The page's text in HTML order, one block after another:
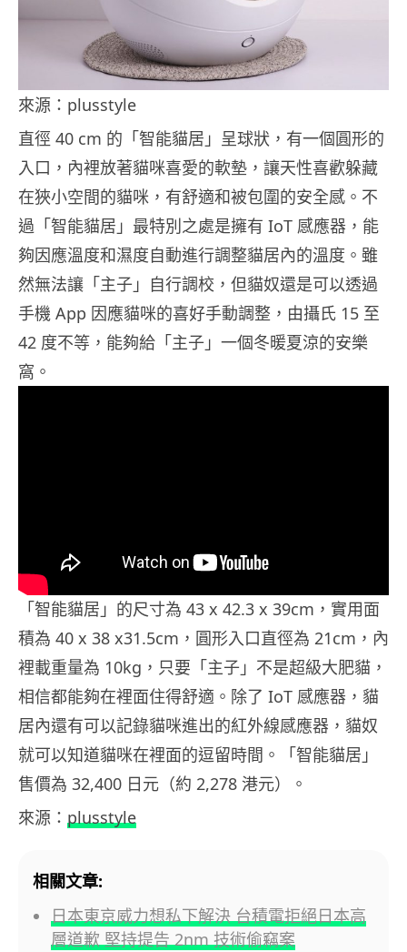
來源：plusstyle
直徑 40 cm 的「智能貓居」呈球狀，有一個圓形的
入口，內裡放著貓咪喜愛的軟墊，讓天性喜歡躲藏
在狹小空間的貓咪，有舒適和被包圍的安全感。不
過「智能貓居」最特別之處是擁有 IoT 感應器，能
夠因應溫度和濕度自動進行調整貓居內的溫度。雖
然無法讓「主子」自行調校，但貓奴還是可以透過
手機 App 因應貓咪的喜好手動調整，由攝氏 15 至
42 度不等，能夠給「主子」一個冬暖夏涼的安樂
窩。
「智能貓居」的尺寸為 43 x 42.3 x 39cm，實用面
積為 40 x 38 x31.5cm，圓形入口直徑為 21cm，內
裡載重量為 10kg，只要「主子」不是超級大肥貓，
相信都能夠在裡面住得舒適。除了 IoT 感應器，貓
居內還有可以記錄貓咪進出的紅外線感應器，貓奴
就可以知道貓咪在裡面的逗留時間。「智能貓居」
售價為 32,400 日元（約 2,278 港元）。
來源： plusstyle
相關文章:
日本東京威力想私下解決 台積電拒絕日本高
層道歉 堅持提告 2nm 技術偷竊案